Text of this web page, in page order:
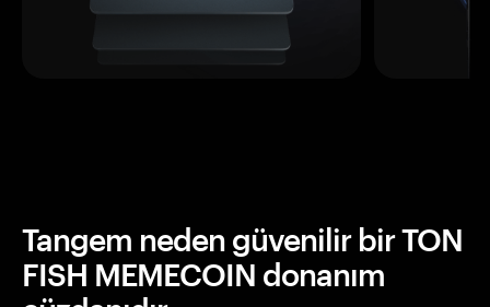
Tangem neden güvenilir bir TON
FISH MEMECOIN donanım